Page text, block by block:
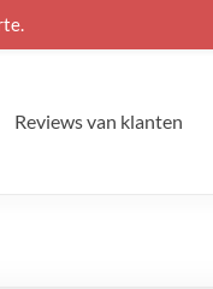
Reviews van klanten